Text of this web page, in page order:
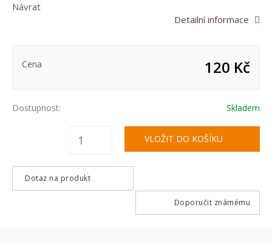
Návrat
Detailní informace
Cena 120 Kč
Dostupnost: Skladem
Dotaz na produkt
Doporučit známému